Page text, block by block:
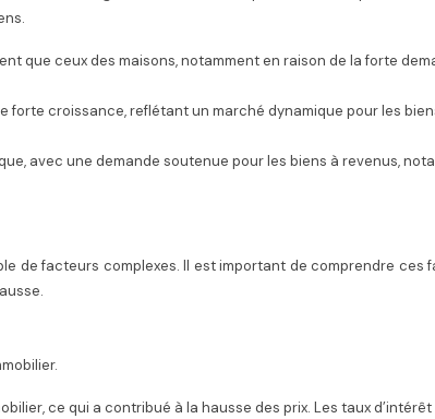
que ceux des maisons, notamment en raison de la forte
forte croissance, reflétant un marché dynamique pour les
avec une demande soutenue pour les biens à revenus,
de facteurs complexes. Il est important de comprendre ces
ce qui a contribué à la hausse des prix. Les taux d’intérêt